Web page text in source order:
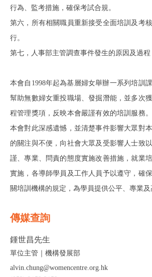
行為、監考措施，確保考試合規。
第六，所有相關職員重新接受全面培訓及考
行。
第七，人事部主管調查事件發生的原因及過
本會自1998年起為基層婦女舉辦一系列培訓
幫助無數婦女重投職場、發掘潛能，並多次
程管理獎項，反映本會嚴謹有效的培訓服務
本會對此深感遺憾，並清楚事件影響大眾對
的關注與不便，向社會大眾及受影響人士致
謹、專業、問責的態度實施改善措施，就業
實施，各導師學員及工作人員予以遵守，確
關培訓機構的規定，為學員提供公平、專業及
傳媒查詢
鍾世昌先生
單位主管｜機構發展部
alvin.chung@womencentre.org.hk